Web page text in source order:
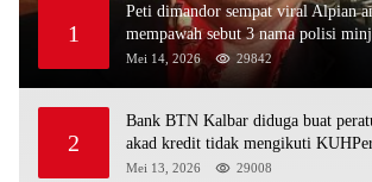
1
Peti dimandor sempat viral Alpian
mempawah sebut 3 nama polisi
sebagai bos peti,Bahkan ada alat
Mei 14, 2026 29842
2
Bank BTN Kalbar diduga buat
akad kredit tidak mengikuti
awam di bentur dengan aturan
Mei 13, 2026 29008